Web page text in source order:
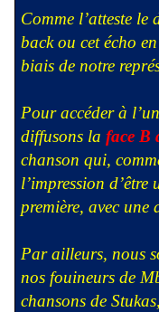
Comme l’atteste le
back ou cet écho
biais de notre
Pour accéder à
diffusons la face B
chanson qui,
l’impression
première, avec
Par ailleurs, nous
nos fouineurs de
chansons de